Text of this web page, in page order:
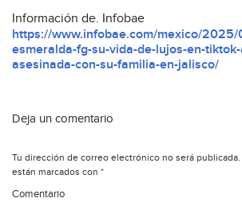
Información de. Infobae
https://www.infobae.com/mexico/
esmeralda-fg-su-vida-de-lujos-en-
asesinada-con-su-familia-en-jalisco/
Deja un comentario
Tu dirección de correo electrónico no será publicada.
están marcados con *
Comentario